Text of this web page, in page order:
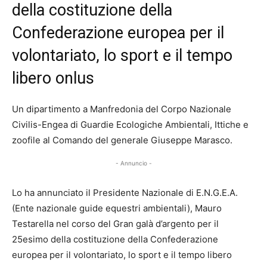
della costituzione della
Confederazione europea per il
volontariato, lo sport e il tempo
libero onlus
Un dipartimento a Manfredonia del Corpo Nazionale
Civilis-Engea di Guardie Ecologiche Ambientali, Ittiche e
zoofile al Comando del generale Giuseppe Marasco.
- Annuncio -
Lo ha annunciato il Presidente Nazionale di E.N.G.E.A.
(Ente nazionale guide equestri ambientali), Mauro
Testarella nel corso del Gran galà d’argento per il
25esimo della costituzione della Confederazione
europea per il volontariato, lo sport e il tempo libero